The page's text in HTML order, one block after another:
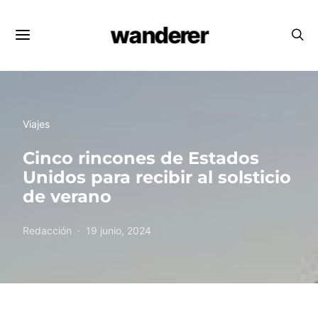
wanderer
Viajes
Cinco rincones de Estados
Unidos para recibir al solsticio
de verano
Redacción 19 junio, 2024